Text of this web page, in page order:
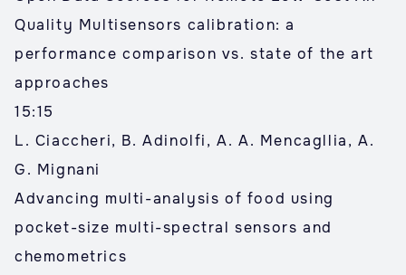
Quality Multisensors calibration: a
performance comparison vs. state of the art
approaches
15:15
L. Ciaccheri, B. Adinolfi, A. A. Mencagllia, A.
G. Mignani
Advancing multi-analysis of food using
pocket-size multi-spectral sensors and
chemometrics